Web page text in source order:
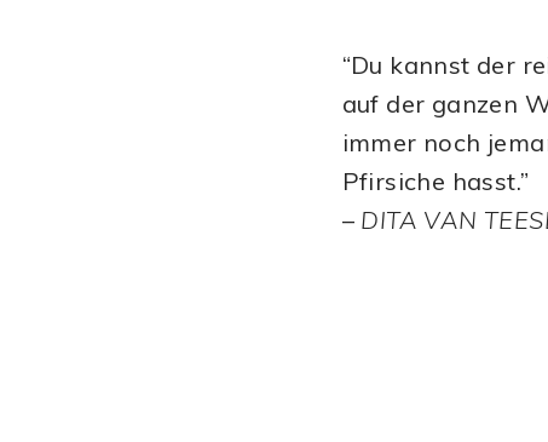
“Du kannst der
auf der ganzen
immer noch
Pfirsiche hasst.”
– DITA VAN